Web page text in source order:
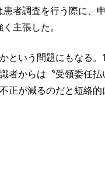
者調査を行う際に、
主張した。
という問題にもなる
者からは〝受領委任
正が減るのだと短絡